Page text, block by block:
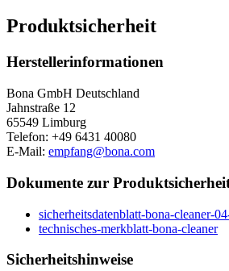
Produktsicherheit
Herstellerinformationen
Bona GmbH Deutschland
Jahnstraße 12
65549 Limburg
Telefon: +49 6431 40080
E-Mail: empfang@bona.com
Dokumente zur
sicherheitsdatenblatt-bona-cleaner-
technisches-merkblatt-bona-cleaner
Sicherheitshinweise